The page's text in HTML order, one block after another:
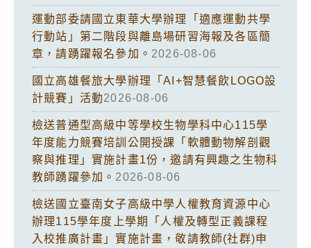
運動部委請國立東華大學辦理「適應運動共學
行動站」第二階段與離島場研習海報及各區簡
章，請踴躍報名參加。 2026-08-06
國立高雄餐旅大學辦理「AI+智慧餐飲LOGO設
計競賽」活動2026-08-06
檢送普通型高級中等學校生物學科中心115學
年度能力競賽培訓公開授課「軟體動物解剖觀
察與推理」實施計畫1份，邀請有興趣之生物科
教師踴躍參加。 2026-08-06
檢送國立臺南女子高級中學人權教育資源中心
辦理115學年度上學期「人權及轉型正義課程
入校推廣計畫」實施計畫，敬請教師(社群)申